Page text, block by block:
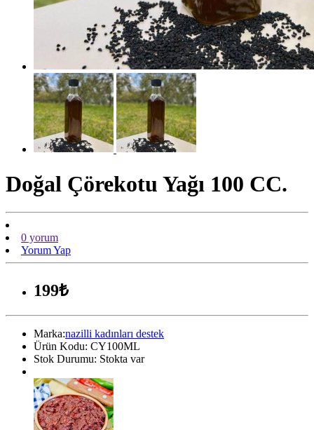
Doğal Çörekotu Yağı 100 CC.
0 yorum
Yorum Yap
199₺
Marka:nazilli kadınları destek
Ürün Kodu: CY100ML
Stok Durumu: Stokta var